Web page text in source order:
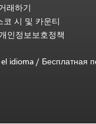
래하기
코 시 및 카운티
인정보보호정책
idioma / Бесплатная